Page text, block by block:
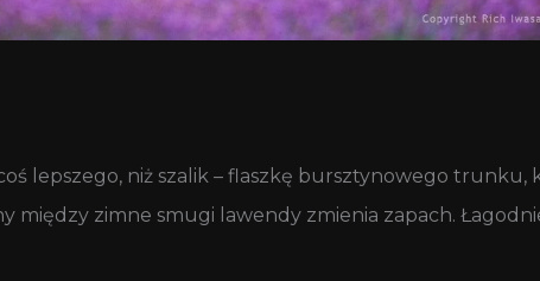
lepszego, niż szalik – flaszkę bursztynowego
między zimne smugi lawendy zmienia zapach.